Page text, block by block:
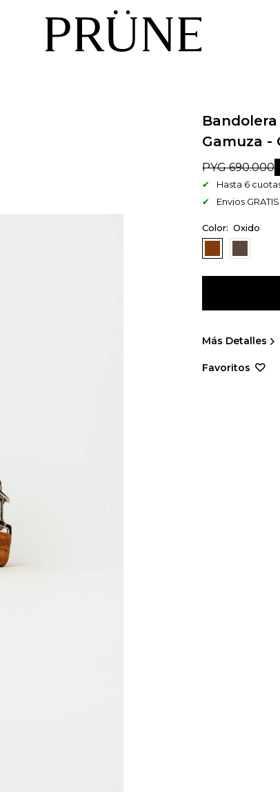
Gamuza -
PYG 690.000
Hasta 6
Envios
Oxido
Más Detalles